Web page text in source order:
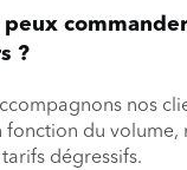
peux
?
nos
fonction du volume,
dégressifs.